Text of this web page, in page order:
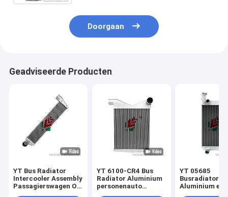
Doorgaan
Geadviseerde Producten
YT Bus Radiator
Intercooler Assembly
Passagierswagen OE
YT 6100-CR4 Bus
Radiator Aluminium
personenauto
YT 05685
Busradiator
Aluminium en